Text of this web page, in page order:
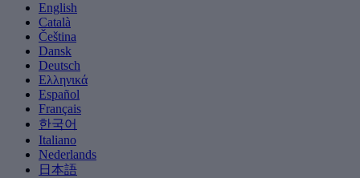
English
Català
Čeština
Dansk
Deutsch
Ελληνικά
Español
Français
한국어
Italiano
Nederlands
日本語